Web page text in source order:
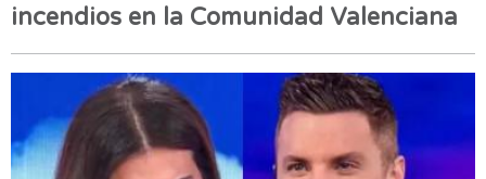
incendios en la Comunidad Valenciana